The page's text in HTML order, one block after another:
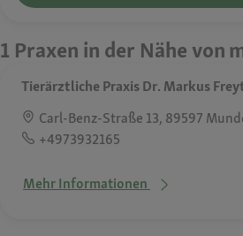
1 Praxen in der Nähe von
Tierärztliche Praxis Dr. Markus
Carl-Benz-Straße 13, 89597
+4973932165
Mehr Informationen